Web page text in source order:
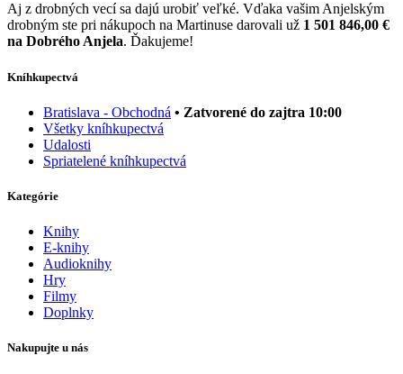
Aj z drobných vecí sa dajú urobiť veľké. Vďaka vašim Anjelským
drobným ste pri nákupoch na Martinuse darovali už 1 501 846,00 €
na Dobrého Anjela. Ďakujeme!
Kníhkupectvá
Bratislava - Obchodná • Zatvorené do zajtra 10:00
Všetky kníhkupectvá
Udalosti
Spriatelené kníhkupectvá
Kategórie
Knihy
E-knihy
Audioknihy
Hry
Filmy
Doplnky
Nakupujte u nás